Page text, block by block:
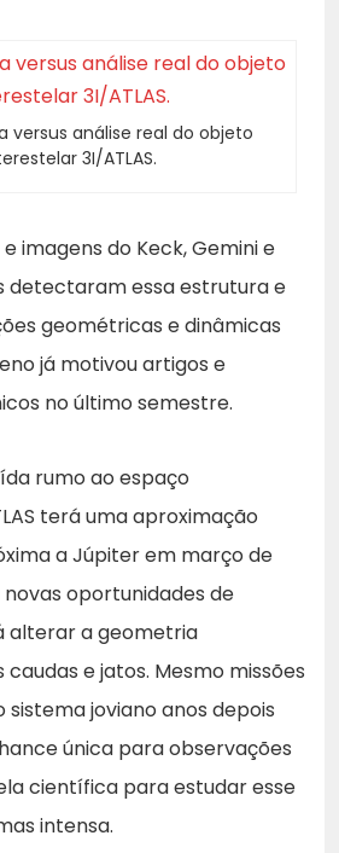
versus análise real do objeto
3I/ATLAS.
imagens do Keck, Gemini e
detectaram essa estrutura e
geométricas e dinâmicas
já motivou artigos e
no último semestre.
rumo ao espaço
terá uma aproximação
a Júpiter em março de
oportunidades de
alterar a geometria
e jatos. Mesmo missões
sistema joviano anos depois
única para observações
científica para estudar esse
intensa.